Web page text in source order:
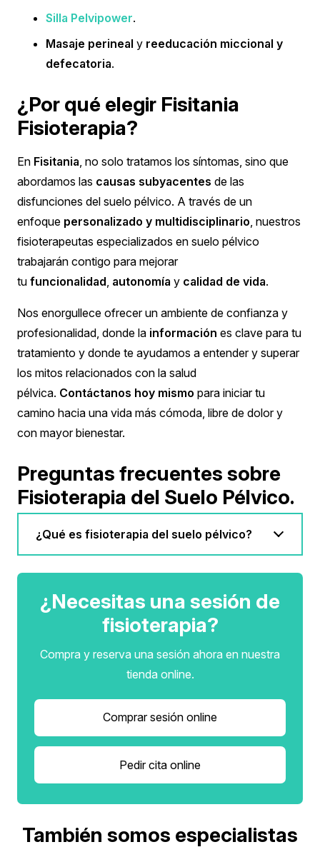
Silla Pelvipower.
Masaje perineal y reeducación miccional y
defecatoria.
¿Por qué elegir Fisitania
Fisioterapia?
En Fisitania , no solo tratamos los síntomas, sino que
abordamos las causas subyacentes de las
disfunciones del suelo pélvico. A través de un
enfoque personalizado y multidisciplinario , nuestros
fisioterapeutas especializados en suelo pélvico
trabajarán contigo para mejorar
tu funcionalidad autonomía y calidad de vida.
Nos enorgullece ofrecer un ambiente de confianza y
profesionalidad, donde la información es clave para tu
tratamiento y donde te ayudamos a entender y superar
los mitos relacionados con la salud
pélvica. Contáctanos hoy mismo para iniciar tu
camino hacia una vida más cómoda, libre de dolor y
con mayor bienestar.
Preguntas frecuentes sobre
Fisioterapia del Suelo Pélvico.
¿Qué es fisioterapia del suelo pélvico?
¿Necesitas una sesión de
fisioterapia?
Compra y reserva una sesión ahora en nuestra
tienda online.
Comprar sesión online
Pedir cita online
También somos especialistas